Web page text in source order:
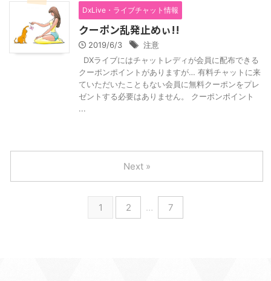
DxLive・ライブチャット情報
クーポン乱発止めぃ!!
2019/6/3
注意
DXライブにはチャットレディが会員に配布できる
クーポンポイントがありますが… 有料チャットに来
ていただいたこともない会員に無料クーポンをプレ
ゼントする必要はありません。 クーポンポイント
...
1 2 … 7
Next »